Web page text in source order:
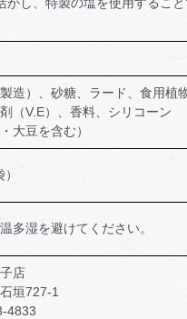
造）、砂糖、ラード、食用植
（V.E）、香料、シリコーン
大豆を含む）
多湿を避けてください。
店
垣727-1
4833